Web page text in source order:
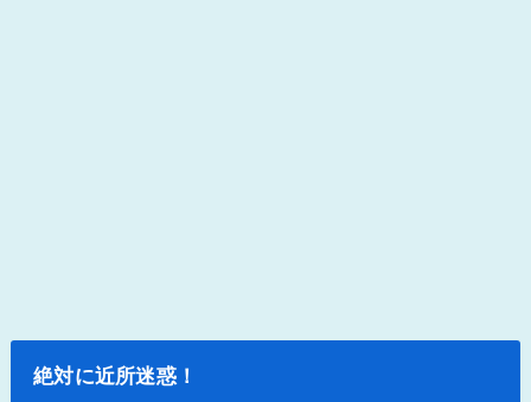
絶対に近所迷惑！